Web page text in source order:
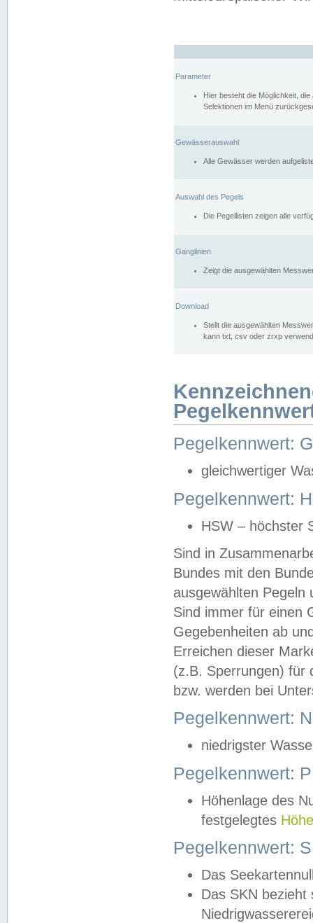
Parameter
Hier besteht die Möglichkeit,
Selektionen im Menü
Gewässerauswahl
Alle Gewässer werden
Auswahl des Pegels
Die Pegellisten zeigen alle
Ganglinien
Zeigt die ausgewählten
Download
Stellt die ausgewählten
kann txt, csv oder zrxp
Pegelkennwert:
gleichwertiger
Pegelkennwert:
HSW – höchster
Sind in
Bundes mit den
ausgewählten
Sind immer für einen
Gegebenheiten ab
Erreichen dieser
(z.B. Sperrungen) für
bzw. werden bei
Pegelkennwert:
niedrigster
Pegelkennwert:
Höhenlage des
festgelegtes
Pegelkennwert:
Das
Das SKN